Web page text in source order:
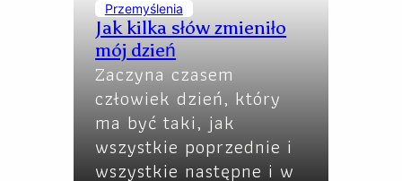
Przemyślenia
Jak kilka słów zmieniło
mój dzień
Zaczyna czasem
człowiek dzień, który
ma być taki, jak
wszystkie poprzednie i
wszystkie następne i w